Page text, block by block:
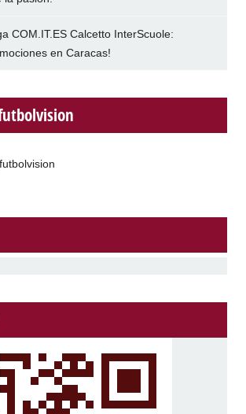
COM.IT.ES Calcetto InterScuole:
en Caracas!